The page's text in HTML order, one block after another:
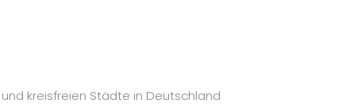
kreisfreien Städte in Deutschland